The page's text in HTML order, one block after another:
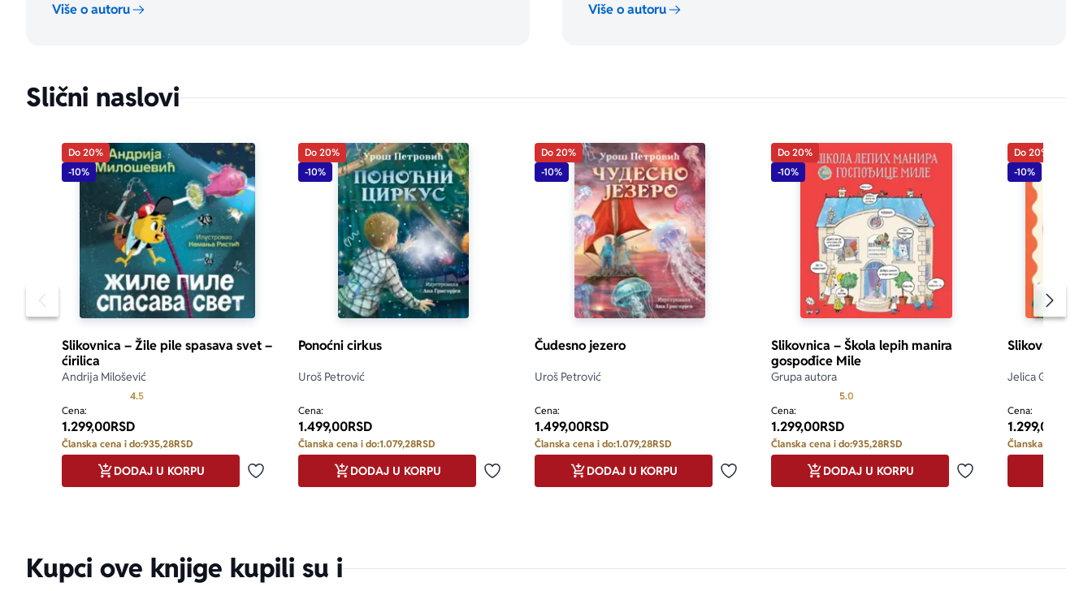
aboutPage.sr-only.custom-youtube-play-icon
Više o autoru Više o autoru
Slični naslovi
Pomeranje sadržaja slajdera u levo
Do 20%
-10%
Slikovnica – Žile pile spasava svet –
ćirilica
Andrija Milošević
4.5Prosecna ocena je 4.5 od 5
Cena:
1.299,00RSD
Članska cena i do:935,28RSD
Dodaj u omiljene
DODAJ U KORPU
Do 20%
-10%
Ponoćni cirkus
Uroš Petrović
Cena:
1.499,00RSD
Članska cena i do:1.079,28RSD
Dodaj u omiljene
DODAJ U KORPU
Do 20%
-10%
Čudesno jezero
Uroš Petrović
Cena:
1.499,00RSD
Članska cena i do:1.079,28RSD
Dodaj u omiljene
DODAJ U KORPU
Do 20%
-10%
Slikovnica – Škola lepih manira
gospođice Mile
Grupa autora
5.0
Cena:
1.299,00RSD
Članska cena i do:935,28RSD
Dodaj u omiljene
DODAJ U KORPU
Do 20%
-10%
Slikovnica –
Jelica
Cena:
1.299,00
Članska cena i do:
Kupci ove knjige kupili su i